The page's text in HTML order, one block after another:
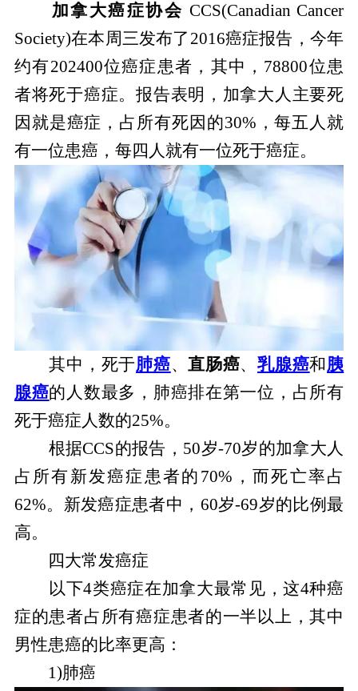
加拿大癌症协会 CCS(Canadian Cancer
Society)在本周三发布了2016癌症报告，今年
约有202400位癌症患者，其中，78800位患
者将死于癌症。报告表明，加拿大人主要死
因就是癌症，占所有死因的30%，每五人就
有一位患癌，每四人就有一位死于癌症。
其中，死于肺癌、 直肠癌、乳腺癌和 胰
腺癌的人数最多，肺癌排在第一位，占所有
死于癌症人数的25%。
根据CCS的报告，50岁-70岁的加拿大人
占所有新发癌症患者的70%，而死亡率占
62%。新发癌症患者中，60岁-69岁的比例最
高。
四大常发癌症
以下4类癌症在加拿大最常见，这4种癌
症的患者占所有癌症患者的一半以上，其中
男性患癌的比率更高：
1)肺癌